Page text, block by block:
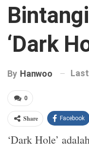
‘Dark
By Hanwoo
0
Share Facebook
WhatsApp
‘Dark Hole’